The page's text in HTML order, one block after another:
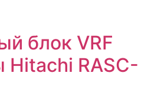
блок VRF
Hitachi RASC-